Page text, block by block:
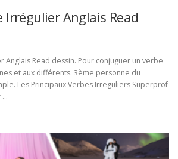
Irrégulier Anglais Read
Anglais Read dessin. Pour conjuguer un verbe
et aux différents. 3ème personne du
Les Principaux Verbes Irreguliers Superprof
…